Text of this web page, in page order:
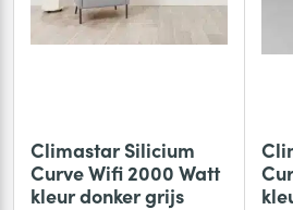
Climastar Silicium
Curve Wifi 2000 Watt
kleur donker grijs